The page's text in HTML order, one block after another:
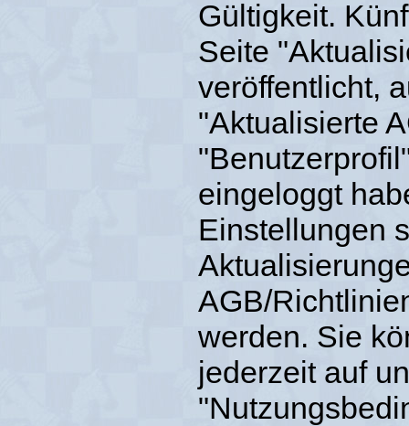
Gültigkeit.
Seite
veröffentlicht,
"Aktualisierte
eingeloggt
Einstellungen
AGB/
werden. Sie
jederzeit auf